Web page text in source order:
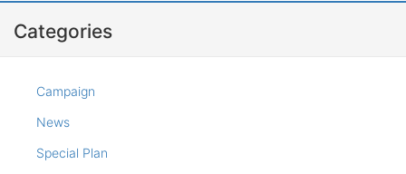
Categories
Campaign
News
Special Plan